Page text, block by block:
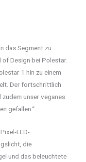
das Segment zu
of Design bei Polestar.
1 hin zu einem
Der fortschrittlich
unser veganes
gefallen.“
LED-
die
und das beleuchtete